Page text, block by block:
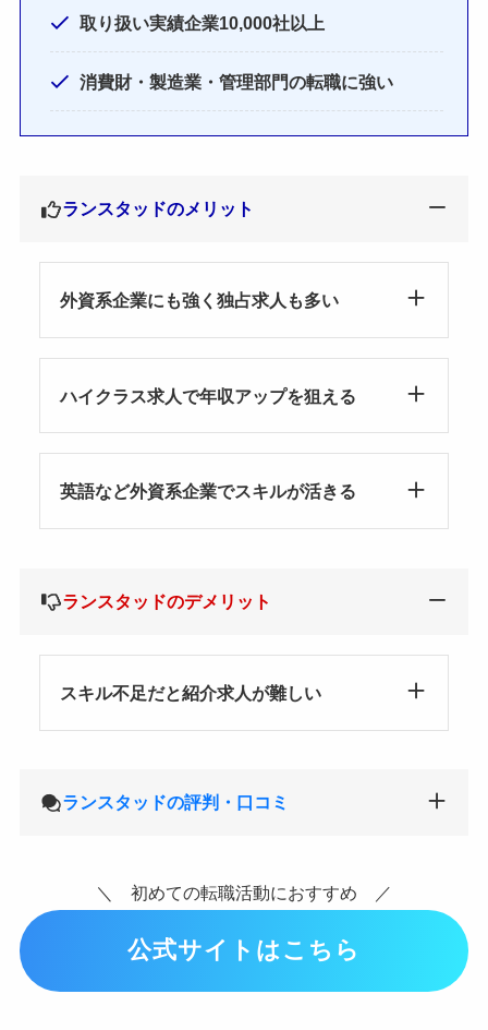
取り扱い実績企業10,000社以上
消費財・製造業・管理部門の転職に強い
ランスタッドのメリット
外資系企業にも強く独占求人も多い
ハイクラス求人で年収アップを狙える
英語など外資系企業でスキルが活きる
ランスタッドのデメリット
スキル不足だと紹介求人が難しい
ランスタッドの評判・口コミ
＼ 初めての転職活動におすすめ ／
公式サイトはこちら